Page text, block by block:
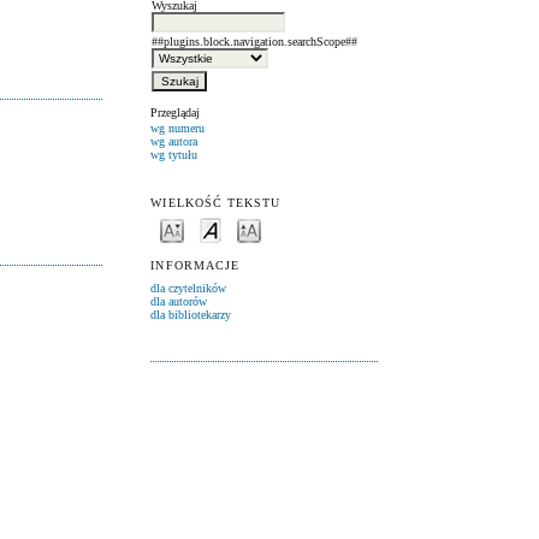
Wyszukaj
##plugins.block.navigation.searchScope##
Przeglądaj
wg numeru
wg autora
wg tytułu
WIELKOŚĆ TEKSTU
INFORMACJE
dla czytelników
dla autorów
dla bibliotekarzy